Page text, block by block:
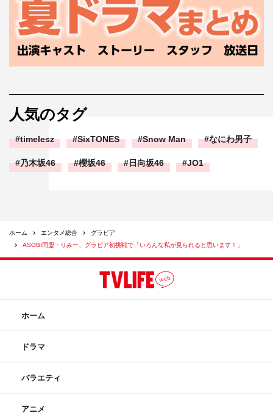
人気のタグ
timelesz SixTONES Snow Man なにわ男子
乃木坂46 櫻坂46 日向坂46 JO1
ホーム エンタメ総合
グラビア
ASOBI同盟・りみー、グラビア初挑戦で「いろんな私が見られると思います！」
ホーム
ドラマ
バラエティ
アニメ